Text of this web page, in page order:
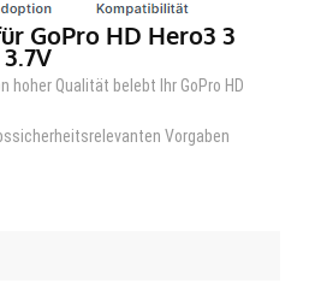
GoPro HD Hero3 3
hoher Qualität belebt Ihr GoPro HD
Vorgaben